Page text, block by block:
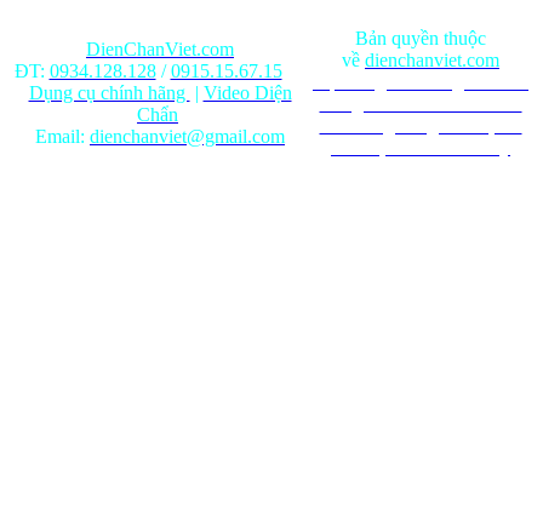
DienChanViet.com
ĐT: 0934.128.128/0915.15.67.15
Dụng cụ chính hãng | Video Diện
Chẩn
Email: dienchanviet@gmail.com
Bản quyền thuộc
về dienchanviet.com